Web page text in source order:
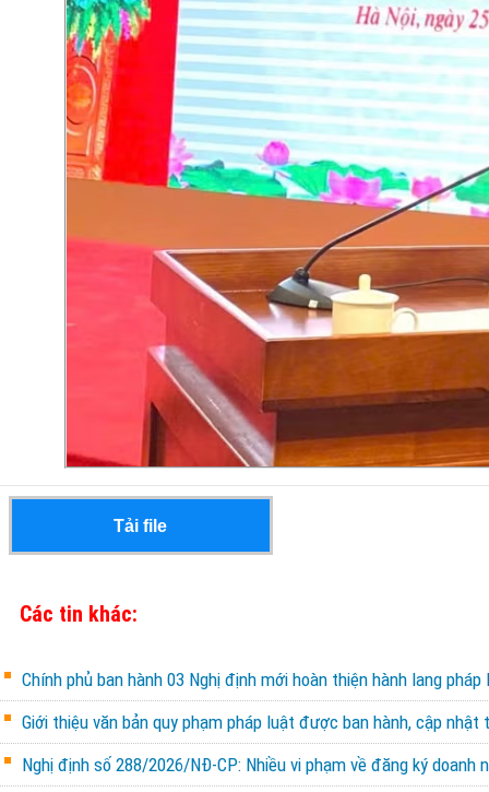
Tải file
Các tin khác:
Chính phủ ban hành 03 Nghị định mới hoàn thiện hành lang
Giới thiệu văn bản quy phạm pháp luật được ban hành, cập nhật
Nghị định số 288/2026/NĐ-CP: Nhiều vi phạm về đăng ký